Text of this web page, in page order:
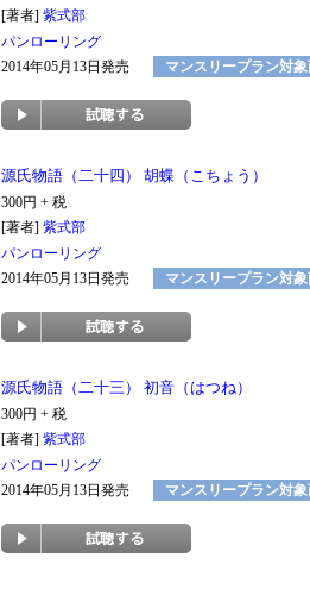
[著者] 紫式部
パンローリング
2014年05月13日発売
マンスリープラン対
源氏物語（二十四） 胡蝶（こちょう）
300円 + 税
[著者] 紫式部
パンローリング
2014年05月13日発売
マンスリープラン対
源氏物語（二十三） 初音（はつね）
300円 + 税
[著者] 紫式部
パンローリング
2014年05月13日発売
マンスリープラン対